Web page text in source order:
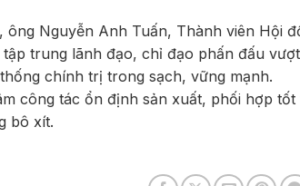
ông Nguyễn Anh Tuấn, Thành viên Hội
trung lãnh đạo, chỉ đạo phấn đấu
chính trị trong sạch, vững mạnh.
công tác ổn định sản xuất, phối hợp
bô xít.